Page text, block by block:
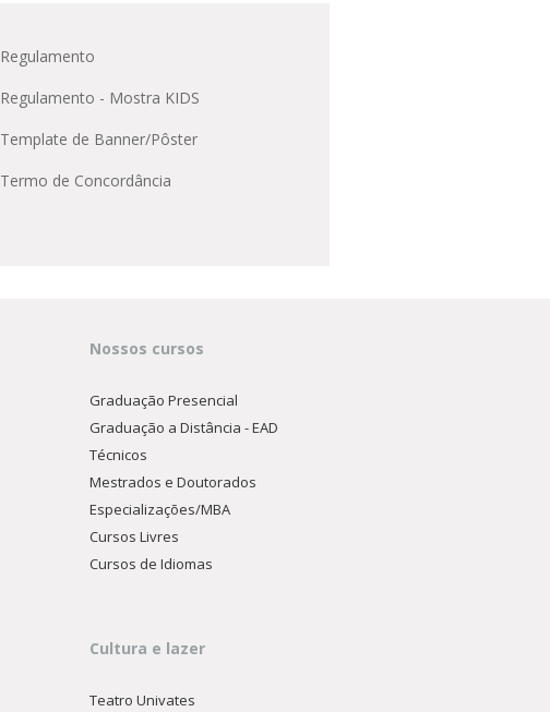
Regulamento
Regulamento - Mostra KIDS
Template de Banner/Pôster
Termo de Concordância
Nossos cursos
Graduação Presencial
Graduação a Distância - EAD
Técnicos
Mestrados e Doutorados
Especializações/MBA
Cursos Livres
Cursos de Idiomas
Cultura e lazer
Teatro Univates